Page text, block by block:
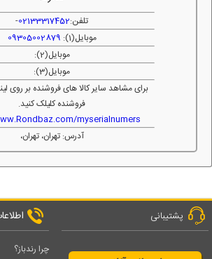
تلفن:02133317452
-
موبایل(1):
09305002879
موبایل(2):
موبایل(3):
برای مشاهد سایر کالا های فروشنده بر
فروشنده کلیلک کنید.
myserialnumers
آدرس: تهران، تهران،
پشتیبانی
چرا رندباز؟